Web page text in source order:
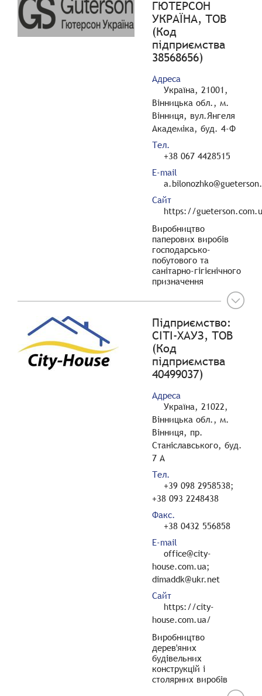
ГЮТЕРСОН
УКРАЇНА, ТОВ
(Код
підприємства
38568656)
Адреса
Україна, 21001,
Вінницька обл., м.
Вінниця, вул.Янгеля
Академіка, буд. 4-Ф
Тел.
+38 067 4428515
E-mail
Сайт
https://
Виробництво
паперових виробів
господарсько-
побутового та
санітарно-гігієнічного
призначення
Підприємство:
СІТІ-ХАУЗ, ТОВ
(Код
підприємства
40499037)
Адреса
Україна, 21022,
Вінницька обл., м.
Вінниця, пр.
Станіславського, буд.
7 А
Тел.
+39 098 2958538;
+38 093 2248438
Факс.
+38 0432 556858
E-mail
office@city-
house.com.ua;
dimaddk@ukr.net
Сайт
https://city-
house.com.ua/
Виробництво
дерев'яних
будівельних
конструкцій і
столярних виробів